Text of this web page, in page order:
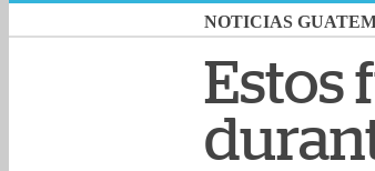
NOTICIAS
Estos